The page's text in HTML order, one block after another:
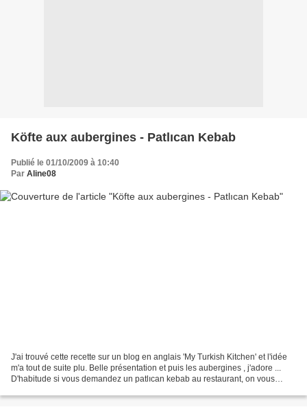
Köfte aux aubergines - Patlıcan Kebab
Publié le 01/10/2009 à 10:40
Par Aline08
J'ai trouvé cette recette sur un blog en anglais 'My Turkish Kitchen' et l'idée
m'a tout de suite plu. Belle présentation et puis les aubergines , j'adore ...
D'habitude si vous demandez un patlıcan kebab au restaurant, on vous